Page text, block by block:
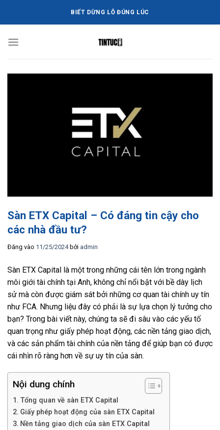
dung
BIẾT DỪNG LỖ ĐÚNG LÚC
Sàn ETX Capital – Có đáng tin cậy cho
các nhà đầu tư?
Đăng vào 11/25/2024 bởi admin
Sàn ETX Capital là một trong những cái tên lớn trong ngành
môi giới tài chính tại Anh, không chỉ nổi bật với bề dày lịch
sử mà còn được giám sát bởi những cơ quan tài chính uy tín
như FCA. Nhưng liệu đây có phải là sự lựa chọn lý tưởng cho
bạn? Trong bài viết này, chúng ta sẽ đi sâu vào các yếu tố
quan trọng như giấy phép hoạt động, các nền tảng giao dịch,
và các sản phẩm tài chính của nền tảng để giúp bạn có được
cái nhìn rõ ràng hơn về sự uy tín của sàn.
Nội dung chính
Tổng quan về sàn ETX Capital
Giấy phép hoạt động của sàn ETX Capital
Nền tảng giao dịch của sàn ETX Capital